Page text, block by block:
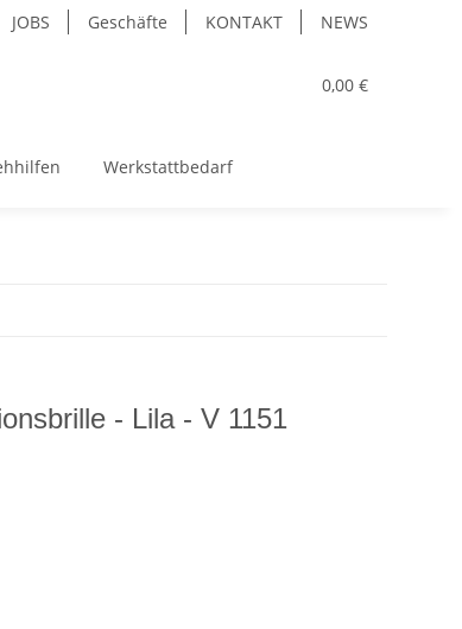
JOBS Geschäfte KONTAKT NEWS
0,00 €
Werkstattbedarf
- Lila - V 1151